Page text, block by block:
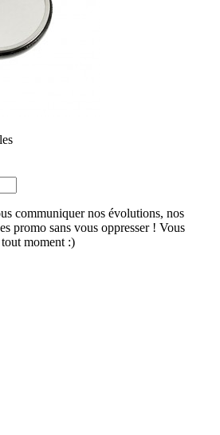
communiquer nos évolutions, nos
promo sans vous oppresser ! Vous
moment :)